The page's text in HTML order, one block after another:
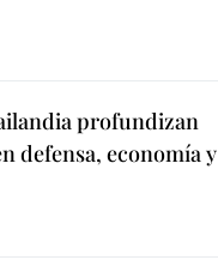
profundizan
defensa, economía y